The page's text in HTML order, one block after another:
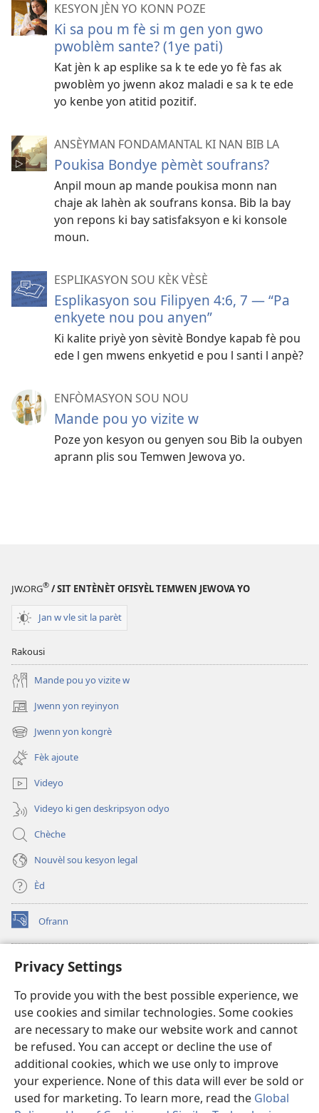
Privacy Settings
To provide you with the best possible experience, we
use cookies and similar technologies. Some cookies
are necessary to make our website work and cannot
be refused. You can accept or decline the use of
additional cookies, which we use only to improve
your experience. None of this data will ever be sold or
used for marketing. To learn more, read the Global
KESYON JÈN YO KONN POZE
Ki sa pou m fè si m gen yon gwo
pwoblèm sante? (1ye pati)
Kat jèn k ap esplike sa k te ede yo fè fas ak
pwoblèm yo jwenn akoz maladi e sa k te ede
yo kenbe yon atitid pozitif.
ANSÈYMAN FONDAMANTAL KI NAN BIB LA
Poukisa Bondye pèmèt soufrans?
Anpil moun ap mande poukisa monn nan
chaje ak lahèn ak soufrans konsa. Bib la bay
yon repons ki bay satisfaksyon e ki konsole
moun.
ESPLIKASYON SOU KÈK VÈSÈ
Esplikasyon sou Filipyen 4:6, 7 — “Pa
enkyete nou pou anyen”
Ki kalite priyè yon sèvitè Bondye kapab fè pou
ede l gen mwens enkyetid e pou l santi l anpè?
ENFÒMASYON SOU NOU
Mande pou yo vizite w
Poze yon kesyon ou genyen sou Bib la oubyen
aprann plis sou Temwen Jewova yo.
JW.ORG® / SIT ENTÈNÈT OFISYÈL TEMWEN JEWOVA YO
Jan w vle sit la parèt
Rakousi
Mande pou yo vizite w
Jwenn yon reyinyon
(opens
new
window)
Jwenn yon kongrè
(opens
new
window)
Fèk ajoute
Videyo
Videyo ki gen deskripsyon odyo
Chèche
Nouvèl sou kesyon legal
Èd
Ofrann
(opens
new
Bibliyotèk sou Entènèt
(opens
window)JW Hub
(opens
new
window)JW Library
Watchtower Library